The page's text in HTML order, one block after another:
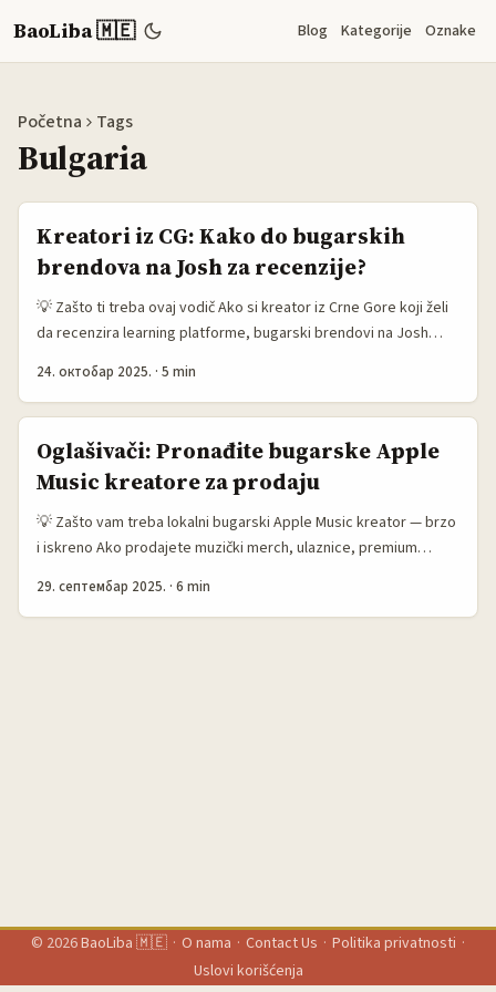
BaoLiba 🇲🇪 Blog Kategorije Oznake
Početna Tags
Bulgaria
Kreatori iz CG: Kako do bugarskih
brendova na Josh za recenzije?
💡 Zašto ti treba ovaj vodič Ako si kreator iz Crne Gore koji želi
da recenzira learning platforme, bugarski brendovi na Josh
predstavljaju realnu priliku: regionalno bliski, često otvoreni za
saradnju i spremni da testiraju tržište Balkana. Problem je što
ima pametnu vrednost, i kako da izgrade profesionalan tok —
od prve poruke do merenja rezultata. ...
24. октобар 2025. · 5 min
Oglašivači: Pronađite bugarske Apple
Music kreatore za prodaju
💡 Zašto vam treba lokalni bugarski Apple Music kreator — brzo
i iskreno Ako prodajete muzički merch, ulaznice, premium
pretplate ili želite da pokrenete burst prodaju koja se oslanja na
streaming-led priču, bugarski Apple Music kreatori mogu biti
29. септембар 2025. · 6 min
© 2026BaoLiba 🇲🇪 · O nama · Contact Us · Politika privatnosti ·
Uslovi korišćenja